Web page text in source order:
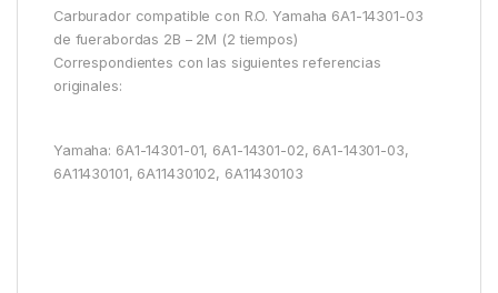
Carburador compatible con R.O. Yamaha 6A1-14301-03
de fuerabordas 2B – 2M (2 tiempos)
Correspondientes con las siguientes referencias
originales:
Yamaha: 6A1-14301-01, 6A1-14301-02, 6A1-14301-03,
6A11430101, 6A11430102, 6A11430103